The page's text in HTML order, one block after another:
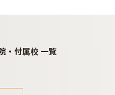
・付属校 一覧